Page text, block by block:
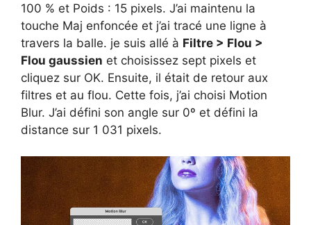
100 % et Poids : 15 pixels. J’ai maintenu la
touche Maj enfoncée et j’ai tracé une ligne à
travers la balle. je suis allé à Filtre > Flou >
Flou gaussien et choisissez sept pixels et
cliquez sur OK. Ensuite, il était de retour aux
filtres et au flou. Cette fois, j’ai choisi Motion
Blur. J’ai défini son angle sur 0º et défini la
distance sur 1 031 pixels.